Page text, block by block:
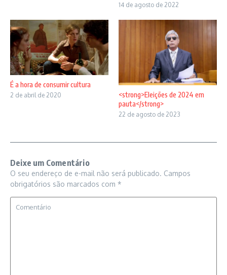
14 de agosto de 2022
É a hora de consumir cultura
2 de abril de 2020
<strong>Eleições de 2024 em
pauta</strong>
22 de agosto de 2023
Deixe um Comentário
O seu endereço de e-mail não será publicado. Campos
obrigatórios são marcados com *